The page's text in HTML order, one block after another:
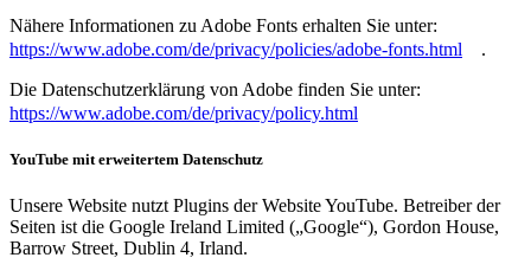
Nähere Informationen zu Adobe Fonts erhalten Sie unter:
https://www.adobe.com/de/privacy/policies/adobe-fonts.html
.
Die Datenschutzerklärung von Adobe finden Sie unter:
https://www.adobe.com/de/privacy/policy.html
YouTube mit erweitertem Datenschutz
Unsere Website nutzt Plugins der Website YouTube. Betreiber der
Seiten ist die Google Ireland Limited („Google“), Gordon House,
Barrow Street, Dublin 4, Irland.